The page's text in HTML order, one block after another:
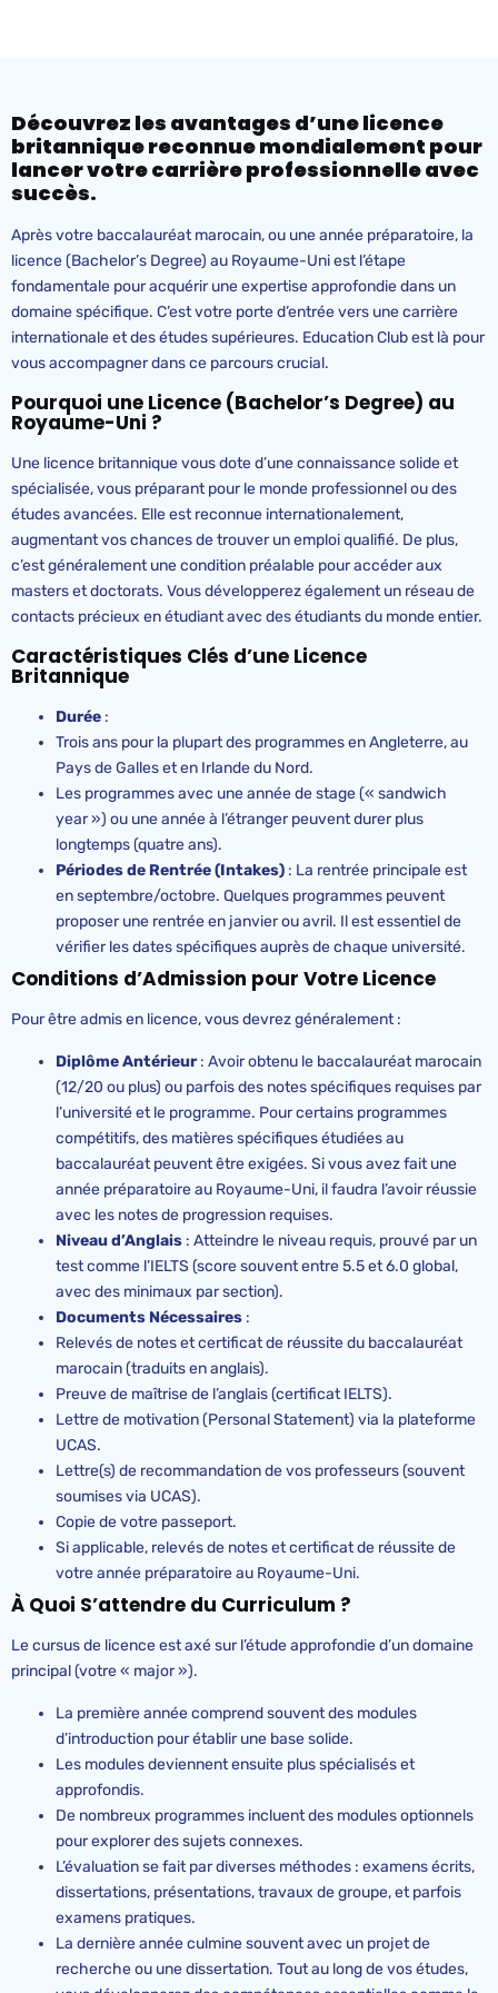
Découvrez les avantages d’une licence
britannique reconnue mondialement pour
lancer votre carrière professionnelle avec
succès.
Après votre baccalauréat marocain, ou une année préparatoire, la
licence (Bachelor’s Degree) au Royaume-Uni est l’étape
fondamentale pour acquérir une expertise approfondie dans un
domaine spécifique. C’est votre porte d’entrée vers une carrière
internationale et des études supérieures. Education Club est là pour
vous accompagner dans ce parcours crucial.
Pourquoi une Licence (Bachelor’s Degree) au
Royaume-Uni ?
Une licence britannique vous dote d’une connaissance solide et
spécialisée, vous préparant pour le monde professionnel ou des
études avancées. Elle est reconnue internationalement,
augmentant vos chances de trouver un emploi qualifié. De plus,
c’est généralement une condition préalable pour accéder aux
masters et doctorats. Vous développerez également un réseau de
contacts précieux en étudiant avec des étudiants du monde entier.
Caractéristiques Clés d’une Licence
Britannique
Durée :
Trois ans pour la plupart des programmes en Angleterre, au
Pays de Galles et en Irlande du Nord.
Les programmes avec une année de stage (« sandwich
year ») ou une année à l’étranger peuvent durer plus
longtemps (quatre ans).
Périodes de Rentrée (Intakes) : La rentrée principale est
en septembre/octobre. Quelques programmes peuvent
proposer une rentrée en janvier ou avril. Il est essentiel de
vérifier les dates spécifiques auprès de chaque université.
Conditions d’Admission pour Votre Licence
Pour être admis en licence, vous devrez généralement :
Diplôme Antérieur: Avoir obtenu le baccalauréat marocain
(12/20 ou plus) ou parfois des notes spécifiques requises par
l’université et le programme. Pour certains programmes
compétitifs, des matières spécifiques étudiées au
baccalauréat peuvent être exigées. Si vous avez fait une
année préparatoire au Royaume-Uni, il faudra l’avoir réussie
avec les notes de progression requises.
Niveau d’Anglais : Atteindre le niveau requis, prouvé par un
test comme l’IELTS (score souvent entre 5.5 et 6.0 global,
avec des minimaux par section).
Documents Nécessaires :
Relevés de notes et certificat de réussite du baccalauréat
marocain (traduits en anglais).
Preuve de maîtrise de l’anglais (certificat IELTS).
Lettre de motivation (Personal Statement) via la plateforme
UCAS.
Lettre(s) de recommandation de vos professeurs (souvent
soumises via UCAS).
Copie de votre passeport.
Si applicable, relevés de notes et certificat de réussite de
votre année préparatoire au Royaume-Uni.
À Quoi S’attendre du Curriculum ?
Le cursus de licence est axé sur l’étude approfondie d’un domaine
principal (votre « major »).
La première année comprend souvent des modules
d’introduction pour établir une base solide.
Les modules deviennent ensuite plus spécialisés et
approfondis.
De nombreux programmes incluent des modules optionnels
pour explorer des sujets connexes.
L’évaluation se fait par diverses méthodes : examens écrits,
dissertations, présentations, travaux de groupe, et parfois
examens pratiques.
La dernière année culmine souvent avec un projet de
recherche ou une dissertation. Tout au long de vos études,